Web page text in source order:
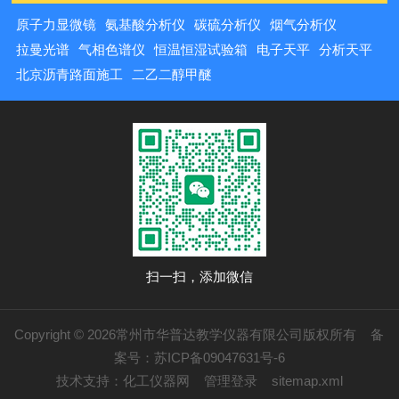
原子力显微镜 氨基酸分析仪 碳硫分析仪
烟气分析仪
拉曼光谱
气相色谱仪 恒温恒湿试验箱 电子天平
分析天平
北京沥青路面施工
二乙二醇甲醚
扫一扫，添加微信
Copyright © 2026常州市华普达教学仪器有限公司版权所有 备
案号：苏ICP备09047631号-6
技术支持： 化工仪器网 管理登录 sitemap.xml